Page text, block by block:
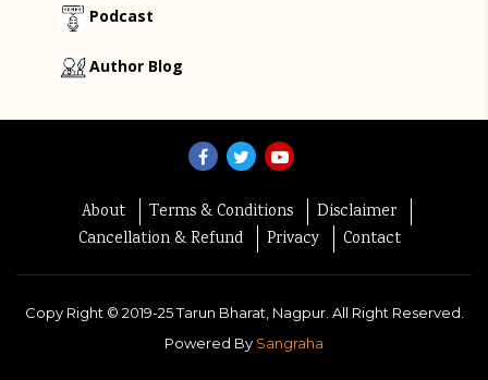
Podcast
Author Blog
About Terms & Conditions
Disclaimer
Cancellation & Refund
Privacy Contact
Copy Right © 2019-25Tarun Bharat, Nagpur. All Right Reserved.
Powered By Sangraha